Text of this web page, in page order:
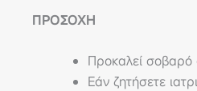
ΠΡΟΣΟΧΗ
Προκαλεί σοβαρό
Εάν ζητήσετε